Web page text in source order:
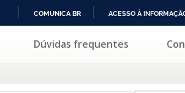
PARA
COMUNICA BR ACESSO À
Dúvidas frequentes